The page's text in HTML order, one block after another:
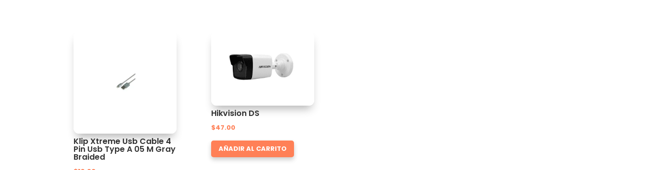
Klip Xtreme Usb Cable 4
Pin Usb Type A 05 M Gray
Braided
Hikvision DS
$47.00
AÑADIR AL CARRITO